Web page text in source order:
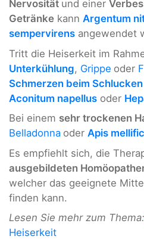
Nervosität und einer
Getränke kann Argentum
sempervirens angewendet
Tritt die Heiserkeit im
Unterkühlung, Grippe oder
Schmerzen beim Schlucken
Aconitum napellus oder
Bei einem sehr trockenen
Belladonna oder Apis
Es empfiehlt sich, die
ausgebildeten
welcher das geeignete
finden kann.
Lesen Sie mehr zum Thema:
Heiserkeit